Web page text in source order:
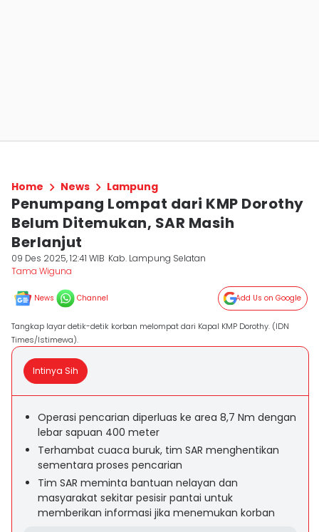
Home News Lampung
Penumpang Lompat dari KMP Dorothy
Belum Ditemukan, SAR Masih
Berlanjut
09 Des 2025, 12:41 WIB Kab. Lampung Selatan
Tama Wiguna
News Channel Add Us on Google
Tangkap layar detik-detik korban melompat dari Kapal KMP Dorothy. (IDN
Times/Istimewa).
Intinya Sih
Operasi pencarian diperluas ke area 8,7 Nm dengan
lebar sapuan 400 meter
Terhambat cuaca buruk, tim SAR menghentikan
sementara proses pencarian
Tim SAR meminta bantuan nelayan dan
masyarakat sekitar pesisir pantai untuk
memberikan informasi jika menemukan korban